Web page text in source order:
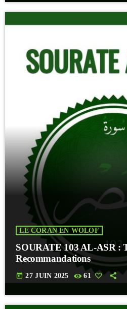
LE CORAN EN WOLOF
SOURATE 103 AL-ASR :
Recommandations
today 27 JUIN 2025 61